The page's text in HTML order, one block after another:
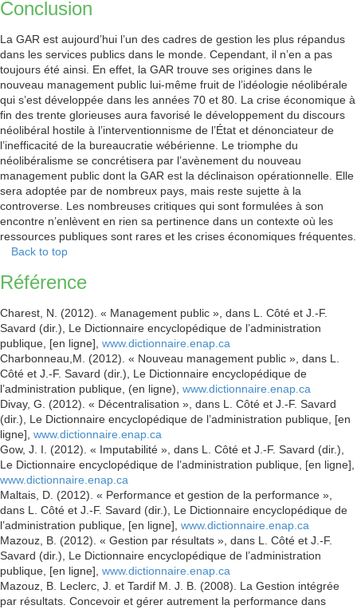
Conclusion
La GAR est aujourd’hui l’un des cadres de gestion les plus répandus
dans les services publics dans le monde. Cependant, il n’en a pas
toujours été ainsi. En effet, la GAR trouve ses origines dans le
nouveau management public lui-même fruit de l’idéologie néolibérale
qui s’est développée dans les années 70 et 80. La crise économique à
fin des trente glorieuses aura favorisé le développement du discours
néolibéral hostile à l’interventionnisme de l’État et dénonciateur de
l’inefficacité de la bureaucratie wébérienne. Le triomphe du
néolibéralisme se concrétisera par l’avènement du nouveau
management public dont la GAR est la déclinaison opérationnelle. Elle
sera adoptée par de nombreux pays, mais reste sujette à la
controverse. Les nombreuses critiques qui sont formulées à son
encontre n’enlèvent en rien sa pertinence dans un contexte où les
ressources publiques sont rares et les crises économiques fréquentes.
Back to top
Référence
Charest, N. (2012). « Management public », dans L. Côté et J.-F.
Savard (dir.), Le Dictionnaire encyclopédique de l’administration
publique, [en ligne], www.dictionnaire.enap.ca
Charbonneau,M. (2012). « Nouveau management public », dans L.
Côté et J.-F. Savard (dir.), Le Dictionnaire encyclopédique de
l’administration publique, (en ligne), www.dictionnaire.enap.ca
Divay, G. (2012). « Décentralisation », dans L. Côté et J.-F. Savard
(dir.), Le Dictionnaire encyclopédique de l’administration publique, [en
ligne], www.dictionnaire.enap.ca
Gow, J. I. (2012). « Imputabilité », dans L. Côté et J.-F. Savard (dir.),
Le Dictionnaire encyclopédique de l’administration publique, [en ligne],
www.dictionnaire.enap.ca
Maltais, D. (2012). « Performance et gestion de la performance »,
dans L. Côté et J.-F. Savard (dir.), Le Dictionnaire encyclopédique de
l’administration publique, [en ligne], www.dictionnaire.enap.ca
Mazouz, B. (2012). « Gestion par résultats », dans L. Côté et J.-F.
Savard (dir.), Le Dictionnaire encyclopédique de l’administration
publique, [en ligne], www.dictionnaire.enap.ca
Mazouz, B. Leclerc, J. et Tardif M. J. B. (2008). La Gestion intégrée
par résultats. Concevoir et gérer autrement la performance dans